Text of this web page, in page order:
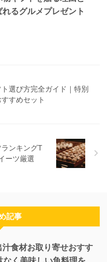
るグルメプレゼント
選び方完全ガイド｜特別
すめセット
ンキングT
ーツ厳選
記事
食材お取り寄せおすす